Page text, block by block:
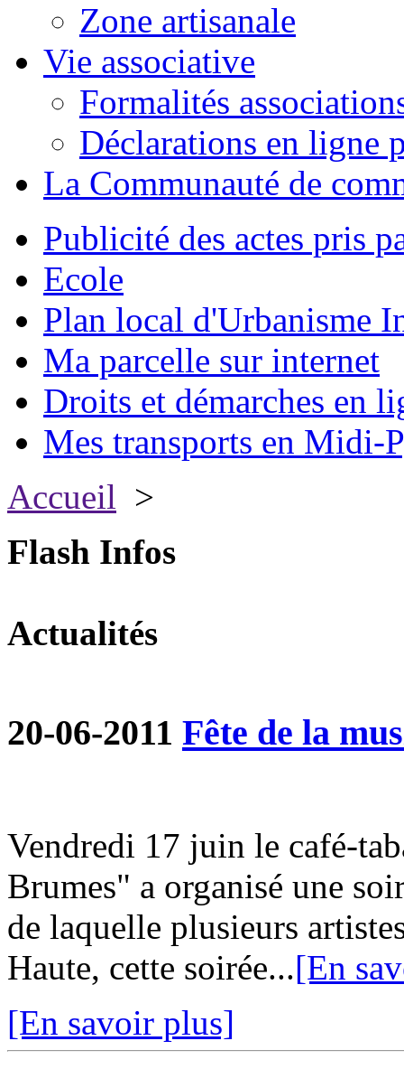
Zone artisanale
Vie associative
Formalités
Déclarations en ligne
La Communauté de
Publicité des actes pris
Ecole
Plan local d'Urbanisme
Ma parcelle sur internet
Droits et démarches en
Mes transports en Midi-
Accueil >
Flash Infos
Actualités
20-06-2011 Fête de la
Vendredi 17 juin le café-
Brumes" a organisé une
de laquelle plusieurs
Haute, cette soirée...[En
[En savoir plus]